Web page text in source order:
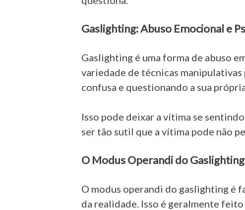
Gaslighting: Abuso Emocional e
Gaslighting é uma forma de abuso
variedade de técnicas
confusa e questionando a sua
Isso pode deixar a vítima se
ser tão sutil que a vítima pode não
O Modus Operandi do Gaslighting
O modus operandi do gaslighting é
da realidade. Isso é geralmente